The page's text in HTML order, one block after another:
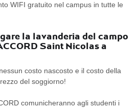
WIFI gratuito nel campus in tutte le
la lavanderia del campo
Saint Nicolas a
costo nascosto e il costo della
del soggiorno!
comunicheranno agli studenti i